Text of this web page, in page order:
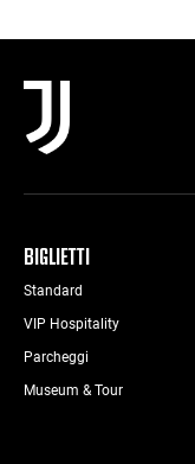
BIGLIETTI
Standard
VIP Hospitality
Parcheggi
Museum & Tour